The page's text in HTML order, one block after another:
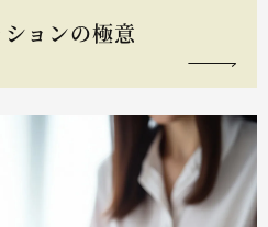
ョンの極意